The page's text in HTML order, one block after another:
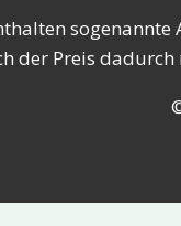
der Preis